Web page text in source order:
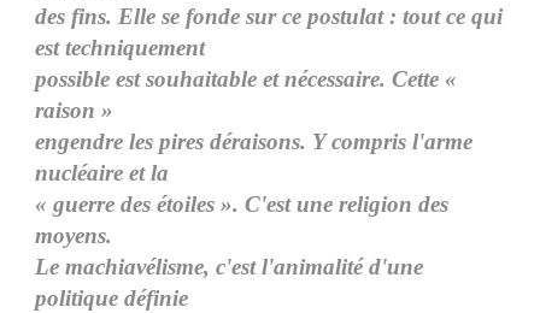
des fins. Elle se fonde sur ce postulat : tout ce qui
est techniquement
possible est souhaitable et nécessaire. Cette «
raison »
engendre les pires déraisons. Y compris l'arme
nucléaire et la
« guerre des étoiles ». C'est une religion des
moyens.
Le machiavélisme, c'est l'animalité d'une
politique définie